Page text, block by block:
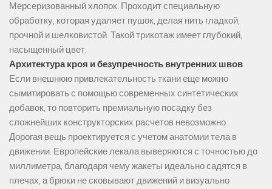
Мерсеризованный хлопок. Проходит специальную
обработку, которая удаляет пушок, делая нить гладкой,
прочной и шелковистой. Такой трикотаж имеет глубокий,
насыщенный цвет.
Архитектура кроя и безупречность внутренних швов
Если внешнюю привлекательность ткани еще можно
сымитировать с помощью современных синтетических
добавок, то повторить премиальную посадку без
сложнейших конструкторских расчетов невозможно.
Дорогая вещь проектируется с учетом анатомии тела в
движении. Европейские лекала выверяются с точностью до
миллиметра, благодаря чему жакеты идеально садятся в
плечах, а брюки не сковывают движений и визуально